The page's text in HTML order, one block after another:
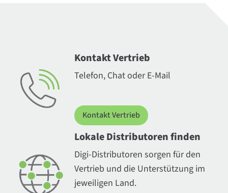
Kontakt Vertrieb
Telefon, Chat oder E-Mail
Kontakt Vertrieb
Lokale Distributoren finden
Digi-Distributoren sorgen für den
Vertrieb und die Unterstützung im
jeweiligen Land.